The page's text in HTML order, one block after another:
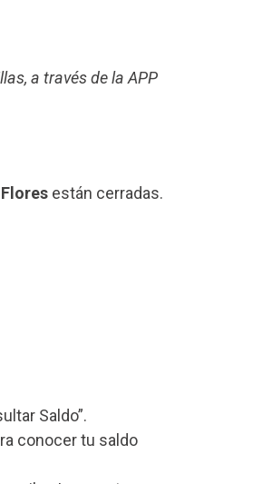
a través de la APP
están cerradas.
Saldo”.
conocer tu saldo